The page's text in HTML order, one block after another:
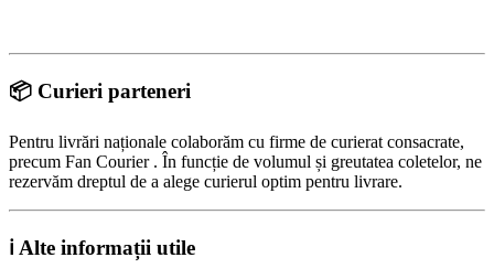
📦 Curieri parteneri
Pentru livrări naționale colaborăm cu firme de curierat consacrate,
precum Fan Courier . În funcție de volumul și greutatea coletelor, ne
rezervăm dreptul de a alege curierul optim pentru livrare.
ℹ️ Alte informații utile